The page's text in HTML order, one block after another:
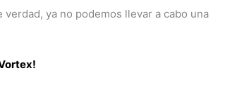
ya no podemos llevar a cabo una